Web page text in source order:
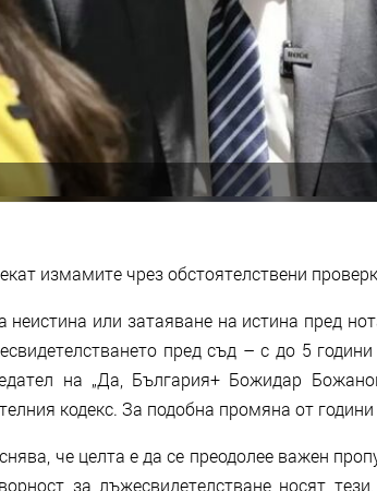
измамите чрез обстоятелствени
или затаяване на истина пред
пред съд – с до 5
на „Да, България+ Божидар
кодекс. За подобна промяна от
че целта е да се преодолее важен
за лъжесвидетелстване носят